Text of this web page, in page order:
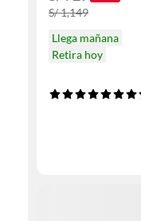
S/ 1,149
Llega mañana
Retira hoy